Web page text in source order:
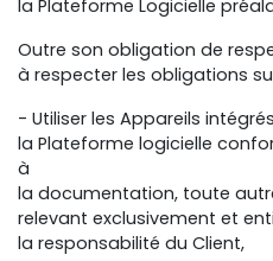
la Plateforme Logicielle
Outre son obligation de
à respecter les obligations
- Utiliser les Appareils
la Plateforme logicielle
à
la documentation, toute
relevant exclusivement et
la responsabilité du Client,